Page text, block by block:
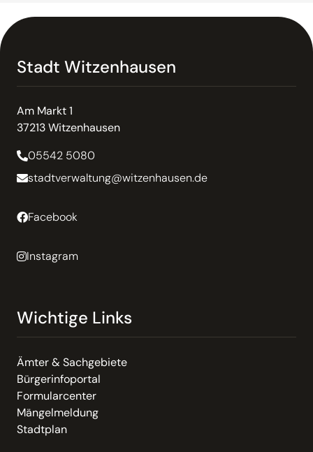
Stadt Witzenhausen
Am Markt 1
37213 Witzenhausen
05542 5080
stadtverwaltung@witzenhausen.de
Facebook
Instagram
Wichtige Links
Ämter & Sachgebiete
Bürgerinfoportal
Formularcenter
Mängelmeldung
Stadtplan